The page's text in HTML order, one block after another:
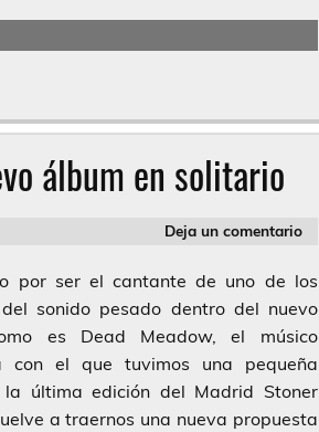
álbum en solitario
Deja un comentario
por ser el cantante de uno de los
sonido pesado dentro del nuevo
es Dead Meadow, el músico
con el que tuvimos una pequeña
última edición del Madrid Stoner
a traernos una nueva propuesta